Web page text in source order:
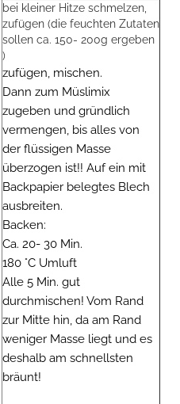
bei kleiner Hitze schmelzen,
zufügen (die feuchten Zutaten
sollen ca. 150- 200g ergeben
)
zufügen, mischen.
Dann zum Müslimix
zugeben und gründlich
vermengen, bis alles von
der flüssigen Masse
überzogen ist!! Auf ein mit
Backpapier belegtes Blech
ausbreiten.
Backen:
Ca. 20- 30 Min.
180 °C Umluft
Alle 5 Min. gut
durchmischen! Vom Rand
zur Mitte hin, da am Rand
weniger Masse liegt und es
deshalb am schnellsten
bräunt!